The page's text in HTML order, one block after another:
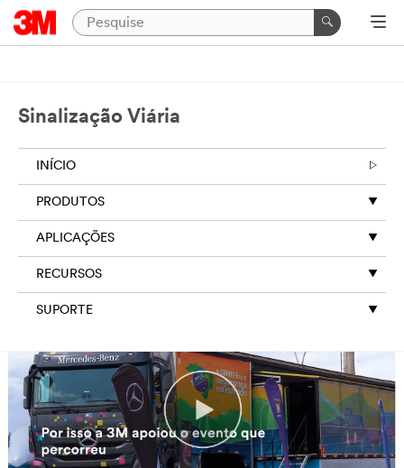
Sinalização Viária
INÍCIO
PRODUTOS
APLICAÇÕES
RECURSOS
SUPORTE